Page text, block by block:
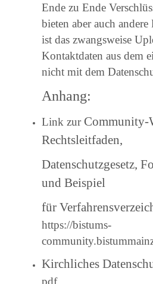
Ende zu Ende
bieten aber auch
ist das zwangsweise
Kontaktdaten aus dem
nicht mit dem
Anhang:
Link zur Community-
Rechtsleitfaden,
Datenschutzgesetz,
und Beispiel
für
https://bistums-
Kirchliches
pdf